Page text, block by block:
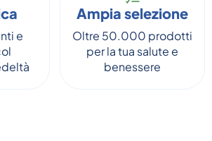
e
Ampia selezione
Oltre 50.000 prodotti
per la tua salute e
benessere